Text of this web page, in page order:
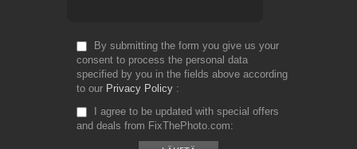
By submitting the form you give us your
consent to process the personal data
specified by you in the fields above according
to our Privacy Policy
I agree to be updated with special offers
and deals from FixThePhoto.com